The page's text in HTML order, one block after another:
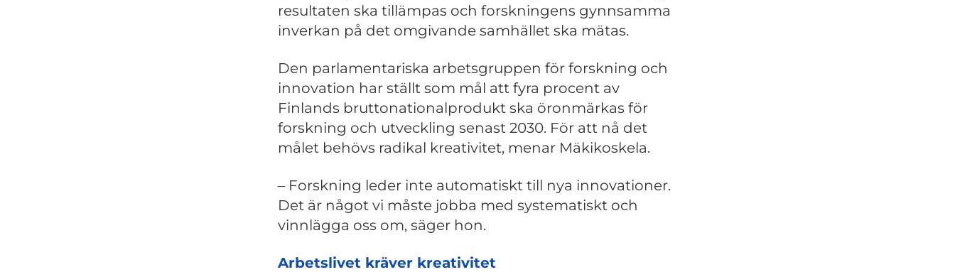
resultaten ska tillämpas och forskningens gynnsamma
inverkan på det omgivande samhället ska mätas.
Den parlamentariska arbetsgruppen för forskning och
innovation har ställt som mål att fyra procent av
Finlands bruttonationalprodukt ska öronmärkas för
forskning och utveckling senast 2030. För att nå det
målet behövs radikal kreativitet, menar Mäkikoskela.
– Forskning leder inte automatiskt till nya innovationer.
Det är något vi måste jobba med systematiskt och
vinnlägga oss om, säger hon.
Arbetslivet kräver kreativitet